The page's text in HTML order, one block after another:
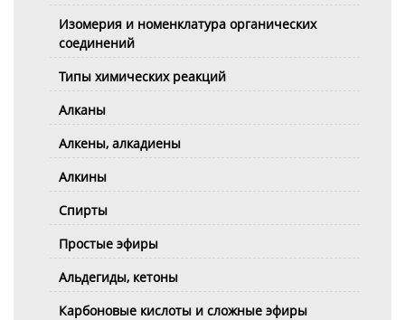
Изомерия и номенклатура органических
соединений
Типы химических реакций
Алканы
Алкены, алкадиены
Алкины
Спирты
Простые эфиры
Альдегиды, кетоны
Карбоновые кислоты и сложные эфиры